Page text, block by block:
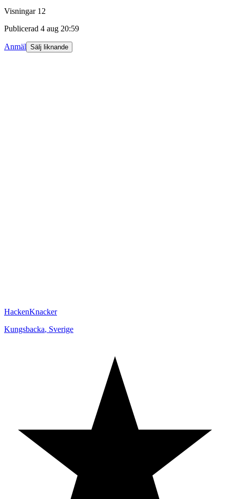
Visningar 12
Publicerad 4 aug 20:59
Anmäl Sälj liknande
HackenKnacker
Kungsbacka, Sverige